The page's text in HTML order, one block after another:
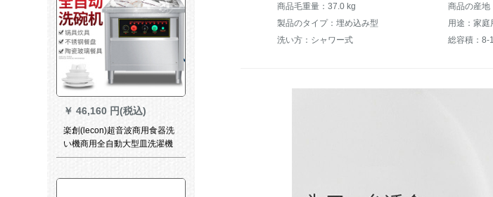
￥ 46,160 円(税込)
楽創(lecon)超音波商用食器洗
い機商用全自動大型皿洗濯機
洗濯機皿皿肉洗い機レスト台
商品毛重量：37.0 kg
商品の産地
製品のタイプ：埋め込み型
用途：家庭
洗い方：シャワー式
総容積：8-